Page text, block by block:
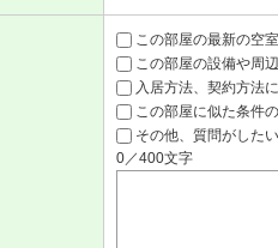
この部屋の最新の空
この部屋の設備や周
入居方法、契約方法
この部屋に似た条件
その他、質問がした
0／400文字